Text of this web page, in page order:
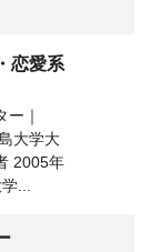
恋愛系
ー｜
大学大
2005年
...